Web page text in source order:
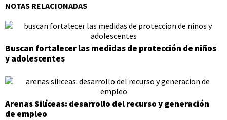
NOTAS RELACIONADAS
Buscan fortalecer las medidas de protección de niños
y adolescentes
Arenas Silíceas: desarrollo del recurso y generación
de empleo